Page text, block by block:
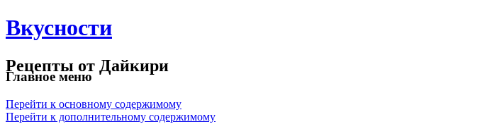
Вкусности
Рецепты от Дайкири
Главное меню
Перейти к основному содержимому
Перейти к дополнительному содержимому